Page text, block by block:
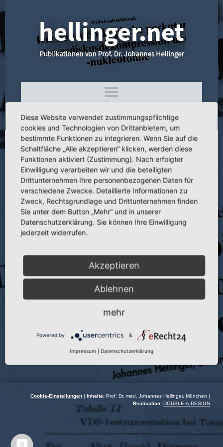
3.065 Das postthrombotische Syndrom
nach orthopädischen Operationen
Titel:Das postthrombotische Syndrom nach orthopädischen
Operationen
Publikation:
Seite:501
Autoren:
Cookie-Einstellungen | Inhalte: Prof. Dr. med. Johannes Hellinger, München |
Realisation: DOUBLE-A-DESIGN
Diese Website verwendet zustimmungspflichtige
cookies und Technologien von Drittanbietern, um
bestimmte Funktionen zu integrieren. Wenn Sie auf die
Schaltfläche „Alle akzeptieren“ klicken, werden diese
Funktionen aktiviert (Zustimmung). Nach erfolgter
Einwilligung verarbeiten wir und die beteiligten
Drittunternehmen Ihre personenbezogenen Daten für
verschiedene Zwecke. Detaillierte Informationen zu
Zweck, Rechtsgrundlage und Drittunternehmen finden
Sie unter dem Button „Mehr“ und in unserer
Datenschutzerklärung. Sie können Ihre Einwilligung
jederzeit widerrufen.
Akzeptieren
Ablehnen
mehr
Powered by &
Impressum Datenschutzerklärung